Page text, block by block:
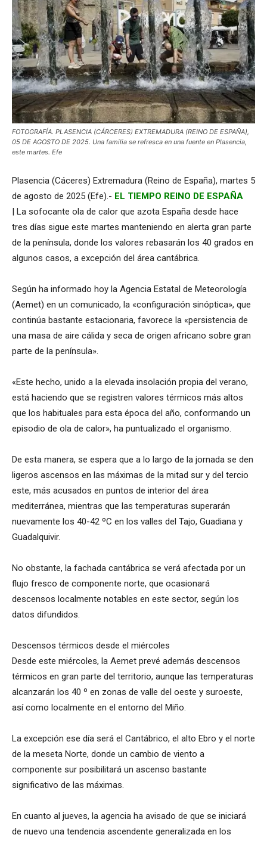
FOTOGRAFÍA. PLASENCIA (CÁRCERES) EXTREMADURA (REINO DE ESPAÑA),
05 DE AGOSTO DE 2025. Una familia se refresca en una fuente en Plasencia,
este martes. Efe
Plasencia (Cáceres) Extremadura (Reino de España), martes 5
de agosto de 2025 (Efe).- EL TIEMPO REINO DE ESPAÑA
| La sofocante ola de calor que azota España desde hace
tres días sigue este martes manteniendo en alerta gran parte
de la península, donde los valores rebasarán los 40 grados en
algunos casos, a excepción del área cantábrica.
Según ha informado hoy la Agencia Estatal de Meteorología
(Aemet) en un comunicado, la «configuración sinóptica», que
continúa bastante estacionaria, favorece la «persistencia de
una masa de aire cálida y seca de origen africano sobre gran
parte de la península».
«Este hecho, unido a la elevada insolación propia del verano,
está haciendo que se registren valores térmicos más altos
que los habituales para esta época del año, conformando un
episodio de ola de calor», ha puntualizado el organismo.
De esta manera, se espera que a lo largo de la jornada se den
ligeros ascensos en las máximas de la mitad sur y del tercio
este, más acusados en puntos de interior del área
mediterránea, mientras que las temperaturas superarán
nuevamente los 40-42 ºC en los valles del Tajo, Guadiana y
Guadalquivir.
No obstante, la fachada cantábrica se verá afectada por un
flujo fresco de componente norte, que ocasionará
descensos localmente notables en este sector, según los
datos difundidos.
Descensos térmicos desde el miércoles
Desde este miércoles, la Aemet prevé además descensos
térmicos en gran parte del territorio, aunque las temperaturas
alcanzarán los 40 º en zonas de valle del oeste y suroeste,
así como localmente en el entorno del Miño.
La excepción ese día será el Cantábrico, el alto Ebro y el norte
de la meseta Norte, donde un cambio de viento a
componente sur posibilitará un ascenso bastante
significativo de las máximas.
En cuanto al jueves, la agencia ha avisado de que se iniciará
de nuevo una tendencia ascendente generalizada en los